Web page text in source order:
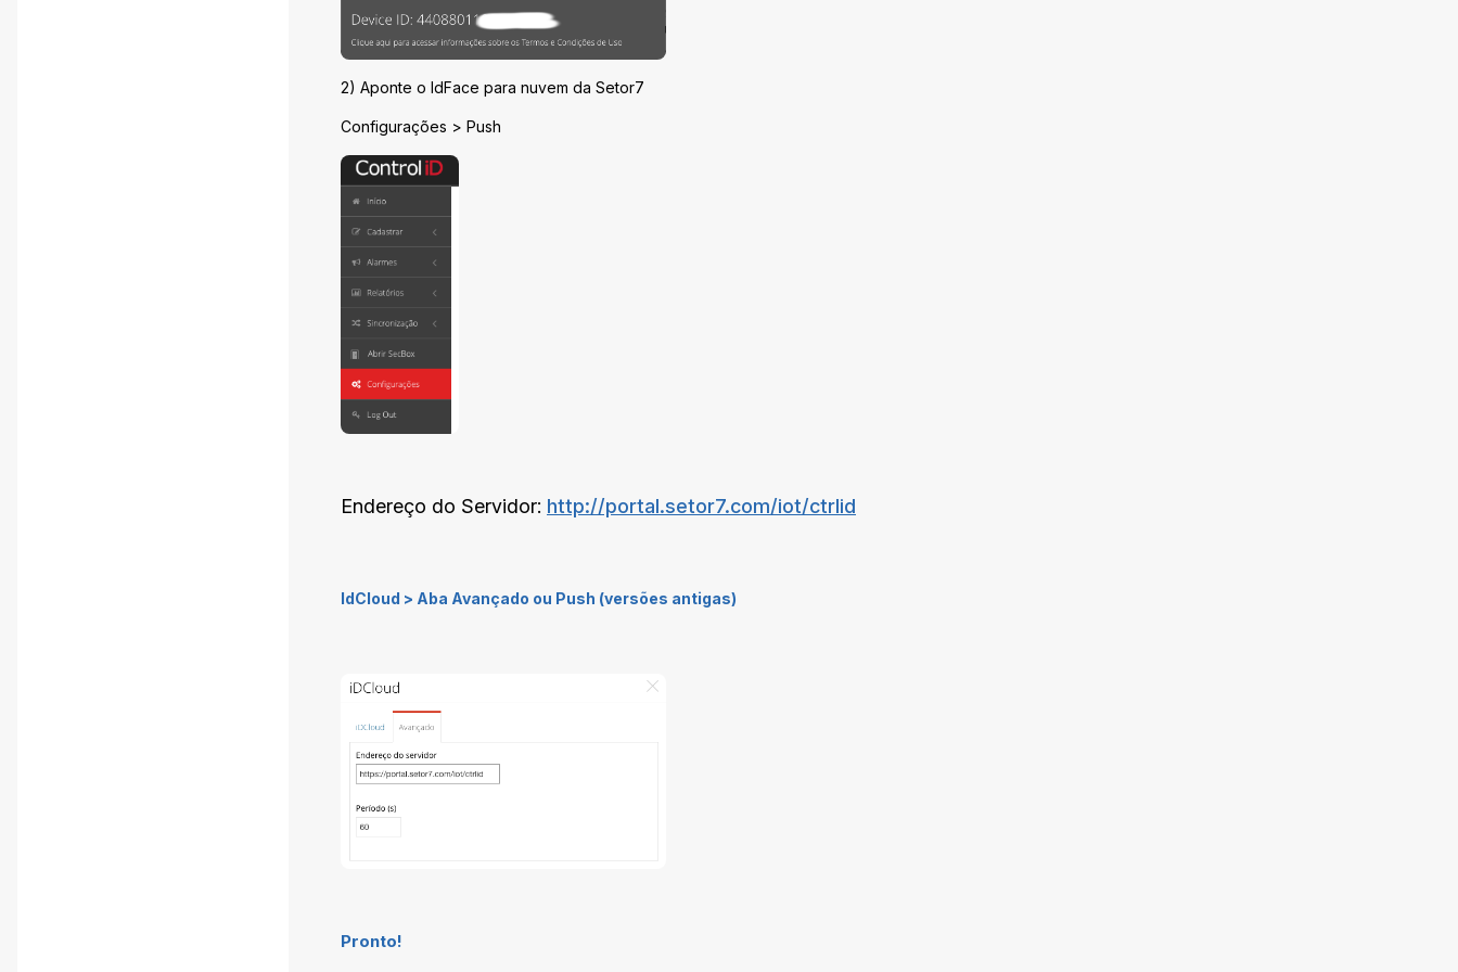
2) Aponte o IdFace para nuvem da Setor7
Configurações > Push
Endereço do Servidor: http://portal.setor7.com/iot/ctrlid
IdCloud > Aba Avançado ou Push (versões antigas)
Pronto!